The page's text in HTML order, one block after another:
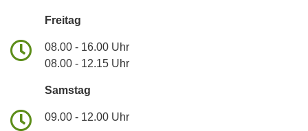
Freitag
08.00 - 16.00 Uhr
08.00 - 12.15 Uhr
Samstag
09.00 - 12.00 Uhr